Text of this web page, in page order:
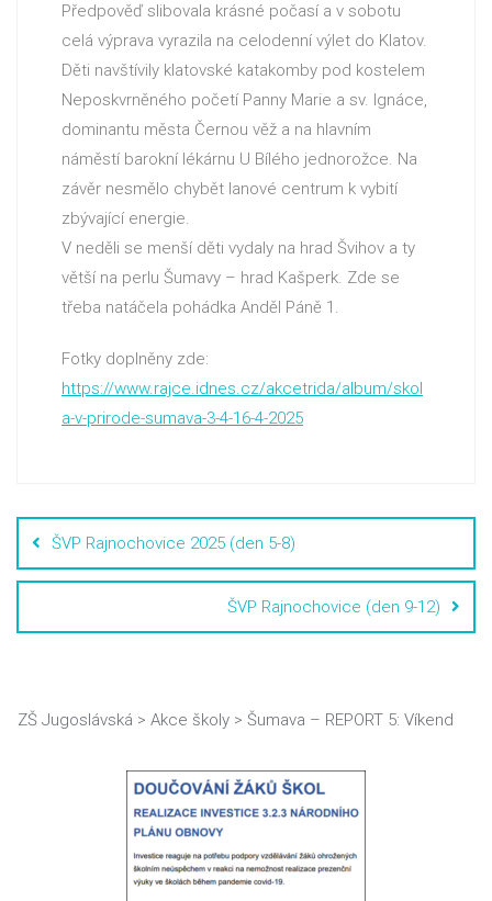
Předpověď slibovala krásné počasí a v sobotu
celá výprava vyrazila na celodenní výlet do Klatov.
Děti navštívily klatovské katakomby pod kostelem
Neposkvrněného početí Panny Marie a sv. Ignáce,
dominantu města Černou věž a na hlavním
náměstí barokní lékárnu U Bílého jednorožce. Na
závěr nesmělo chybět lanové centrum k vybití
zbývající energie.
V neděli se menší děti vydaly na hrad Švihov a ty
větší na perlu Šumavy – hrad Kašperk. Zde se
třeba natáčela pohádka Anděl Páně 1.
Fotky doplněny zde:
https://www.rajce.idnes.cz/akcetrida/album/skol
a-v-prirode-sumava-3-4-16-4-2025
ŠVP Rajnochovice 2025 (den 5-8)
ŠVP Rajnochovice (den 9-12)
ZŠ Jugoslávská > Akce školy > Šumava – REPORT 5: Víkend